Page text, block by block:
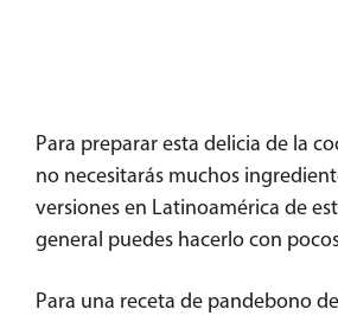
Para preparar esta delicia de la
no necesitarás muchos
versiones en Latinoamérica de
general puedes hacerlo con
Para una receta de pandebono